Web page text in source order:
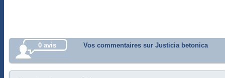
0 avis Vos commentaires sur Justicia betonica